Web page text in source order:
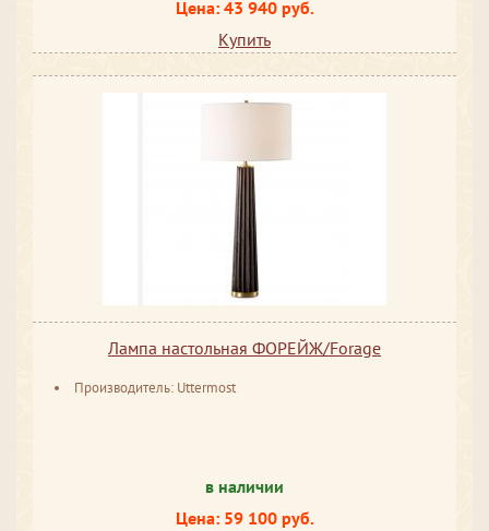
Цена: 43 940 руб.
Купить
Лампа настольная ФОРЕЙЖ/Forage
Производитель: Uttermost
в наличии
Цена: 59 100 руб.